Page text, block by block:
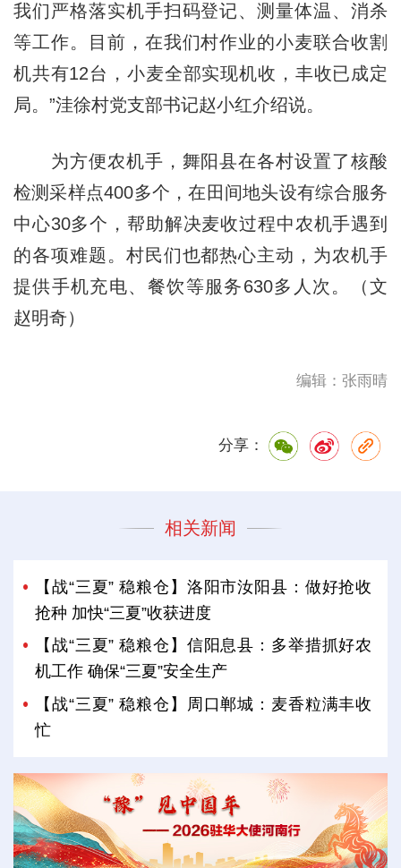
我们严格落实机手扫码登记、测量体温、消杀
等工作。目前，在我们村作业的小麦联合收割
机共有12台，小麦全部实现机收，丰收已成定
局。”洼徐村党支部书记赵小红介绍说。
为方便农机手，舞阳县在各村设置了核酸
检测采样点400多个，在田间地头设有综合服务
中心30多个，帮助解决麦收过程中农机手遇到
的各项难题。村民们也都热心主动，为农机手
提供手机充电、餐饮等服务630多人次。（文
赵明奇）
编辑：张雨晴
分享：
相关新闻
【战“三夏” 稳粮仓】洛阳市汝阳县：做好抢收
抢种 加快“三夏”收获进度
【战“三夏” 稳粮仓】信阳息县：多举措抓好农
机工作 确保“三夏”安全生产
【战“三夏” 稳粮仓】周口郸城：麦香粒满丰收
忙